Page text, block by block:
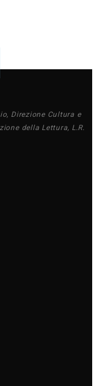
Direzione Cultura e
della Lettura, L.R.